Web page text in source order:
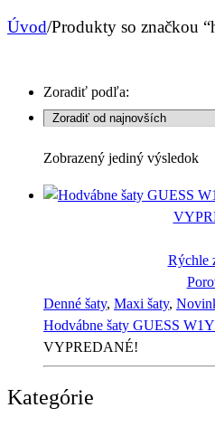
Úvod/Produkty so značkou
Zoradiť podľa:
Zobrazený jediný výsledok
Rýchle
Denné šaty, Maxi šaty,
Hodvábne šaty GUESS
VYPREDANÉ!
Kategórie